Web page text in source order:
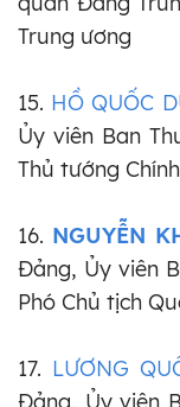
Trung ương
15. HỒ QUỐC
Ủy viên Ban
Thủ tướng
16. NGUYỄN
Đảng, Ủy viên
Phó Chủ tịch
17. LƯƠNG